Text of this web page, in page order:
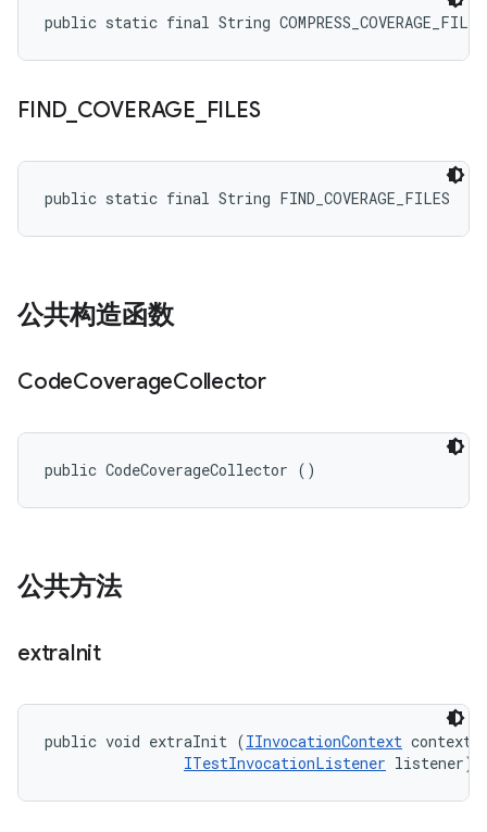
public static final String COMPRESS_COVERAGE_FILES
FIND COVERAGE FILES
public static final String FIND_COVERAGE_FILES
公共构造函数
CodeCoverageCollector
public CodeCoverageCollector ()
公共方法
extraInit
public void extraInit (IInvocationContext
ITestInvocationListener listener)